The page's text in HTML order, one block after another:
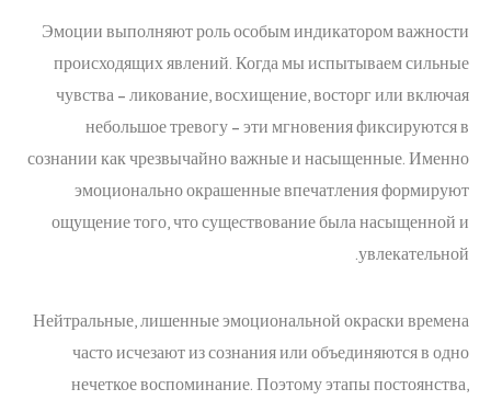
Эмоции выполняют роль особым индикатором важности
происходящих явлений. Когда мы испытываем сильные
чувства – ликование, восхищение, восторг или включая
небольшое тревогу – эти мгновения фиксируются в
сознании как чрезвычайно важные и насыщенные. Именно
эмоционально окрашенные впечатления формируют
ощущение того, что существование была насыщенной и
увлекательной.
Нейтральные, лишенные эмоциональной окраски времена
часто исчезают из сознания или объединяются в одно
нечеткое воспоминание. Поэтому этапы постоянства,